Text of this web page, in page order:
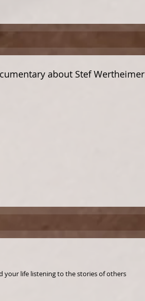
about Stef Wertheimer
your stories, come rain or shine ?Or do you spend your life listening to the stories of others